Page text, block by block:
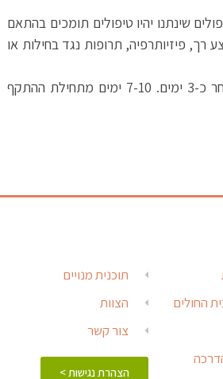
שינתנו יהיו טיפולים תומכים בהתאם
רך, פיזיותרפיה, תרופות נגד בחילות או
בדרך כלל, שיפור בהקאות, הבחילות וחלק מהסימנים העצביים מופיע לאחר כ-3 ימים. 7-10 ימים מתחילת ההתקף
החולים
תוכנית מנויים
הצוות
צור קשר
הצהרת נגישות >